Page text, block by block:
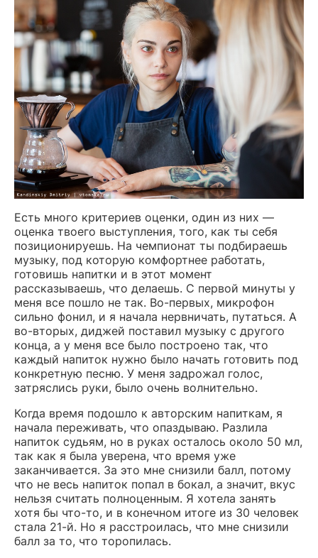
Есть много критериев оценки, один из них —
оценка твоего выступления, того, как ты себя
позиционируешь. На чемпионат ты подбираешь
музыку, под которую комфортнее работать,
готовишь напитки и в этот момент
рассказываешь, что делаешь. С первой минуты у
меня все пошло не так. Во-первых, микрофон
сильно фонил, и я начала нервничать, путаться. А
во-вторых, диджей поставил музыку с другого
конца, а у меня все было построено так, что
каждый напиток нужно было начать готовить под
конкретную песню. У меня задрожал голос,
затряслись руки, было очень волнительно.
Когда время подошло к авторским напиткам, я
начала переживать, что опаздываю. Разлила
напиток судьям, но в руках осталось около 50 мл,
так как я была уверена, что время уже
заканчивается. За это мне снизили балл, потому
что не весь напиток попал в бокал, а значит, вкус
нельзя считать полноценным. Я хотела занять
хотя бы что-то, и в конечном итоге из 30 человек
стала 21-й. Но я расстроилась, что мне снизили
балл за то, что торопилась.